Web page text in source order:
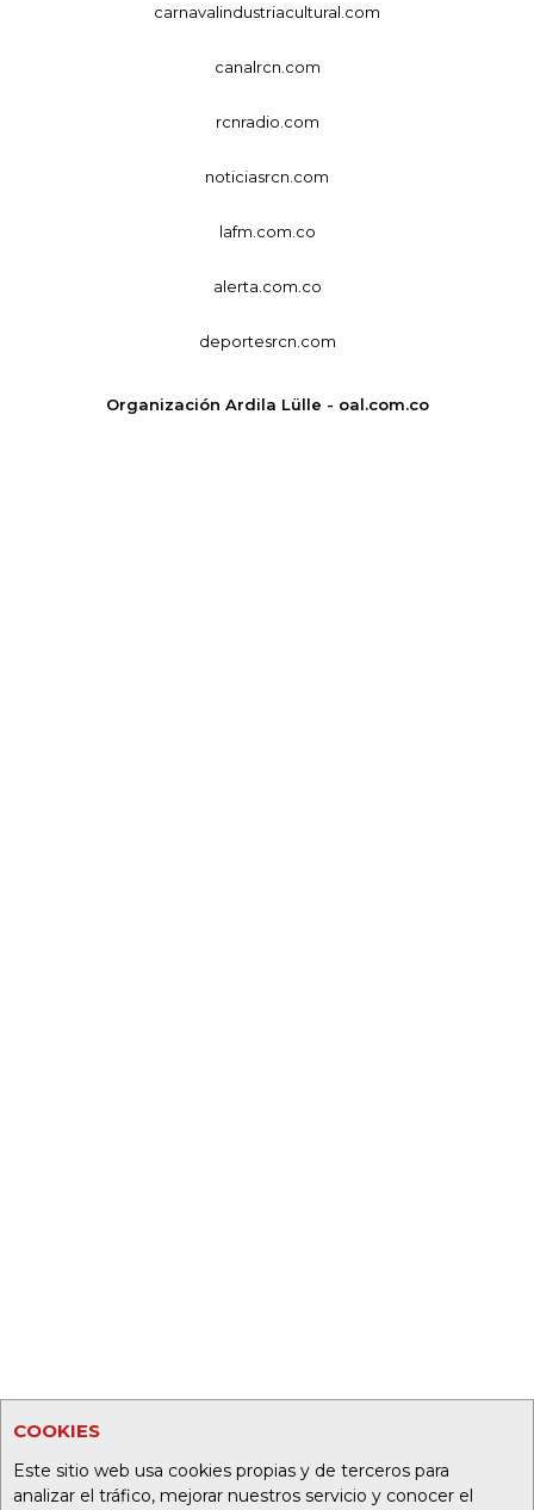
COOKIES
Este sitio web usa cookies propias y de terceros para
analizar el tráfico, mejorar nuestros servicio y conocer el
carnavalindustriacultural.com
canalrcn.com
rcnradio.com
noticiasrcn.com
lafm.com.co
alerta.com.co
deportesrcn.com
Organización Ardila Lülle - oal.com.co